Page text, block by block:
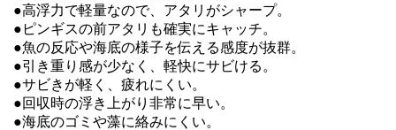
●高浮力で軽量なので、アタリがシャープ。
●ピンギスの前アタリも確実にキャッチ。
●魚の反応や海底の様子を伝える感度が抜群。
●引き重り感が少なく、軽快にサビける。
●サビきが軽く、疲れにくい。
●回収時の浮き上がり非常に早い。
●海底のゴミや藻に絡みにくい。